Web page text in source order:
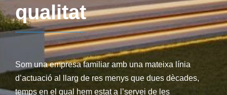
qualitat
Som una empresa familiar amb una mateixa línia
d’actuació al llarg de res menys que dues dècades,
temps en el qual hem estat a l’servei de les